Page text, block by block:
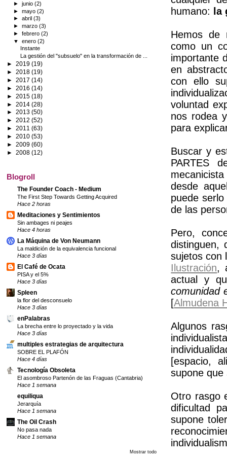
humano:
la
Hemos de
como un
importante
en
con ello
voluntad
nos rodea
para
Buscar y
PARTES
desde
puede
de las
Pero,
distinguen,
sujetos con
Ilustración,
actual y
comunidad
[Almudena
Algunos
[espacio,
supone
Otro rasgo
dificultad
supone
►junio(2)
►mayo(2)
►abril(3)
►marzo(3)
►febrero(2)
▼enero(2)
Instante
La gestión del "subsuelo" en la transformación de ...
► 2019 (19)
► 2018 (19)
► 2017 (14)
► 2016 (14)
► 2015 (18)
► 2014 (28)
► 2013 (50)
► 2012 (52)
► 2011 (63)
► 2010 (53)
► 2009 (60)
► 2008 (12)
Blogroll
The Founder Coach - Medium
The First Step Towards Getting Acquired
Hace 2 horas
Meditaciones y Sentimientos
Sin ambages ni peajes
Hace 4 horas
La Máquina de Von Neumann
La maldición de la equivalencia funcional
Hace 3 días
El Café de Ocata
PISA y el 5%
Hace 3 días
Spleen
la flor del desconsuelo
Hace 3 días
enPalabras
La brecha entre lo proyectado y la vida
Hace 3 días
multiples estrategias de arquitectura
SOBRE EL PLAFÓN
Hace 4 días
Tecnología Obsoleta
El asombroso Partenón de las Fraguas (Cantabria)
Hace 1 semana
equiliqua
Jerarquía
Hace 1 semana
The Oil Crash
No pasa nada
Hace 1 semana
Mostrar todo